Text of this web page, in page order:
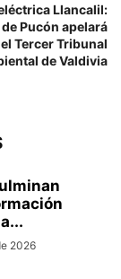
Llancalil:
Pucón apelará
Tercer Tribunal
de Valdivia
2026